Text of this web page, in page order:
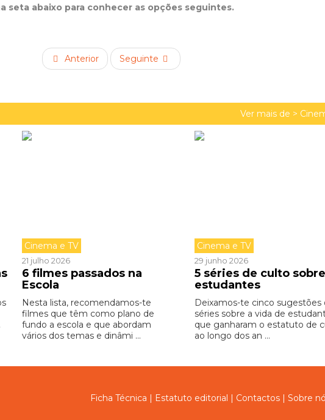
seta abaixo para conhecer as opções seguintes.
Anterior Seguinte
Ver mais de >
Cinema e TV
21 julho 2026
6 filmes passados na
Escola
Nesta lista, recomendamos-te
filmes que têm como plano de
fundo a escola e que abordam
vários dos temas e dinâmi ...
Cinema e TV
29 junho 2026
5 séries de culto sobre
estudantes
Deixamos-te cinco sugestões
séries sobre a vida de
que ganharam o estatuto de
ao longo dos an ...
Ficha Técnica | Estatuto editorial | Contactos | Sobre